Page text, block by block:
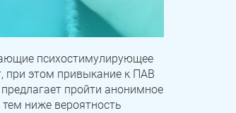
психостимулирующее
при этом привыкание к ПАВ
пройти анонимное
ниже вероятность